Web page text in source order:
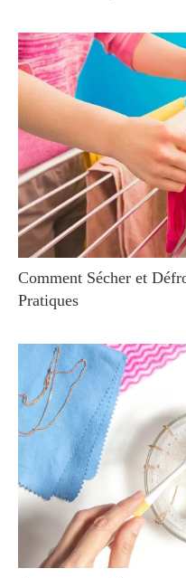
Comment Sécher et
Pratiques